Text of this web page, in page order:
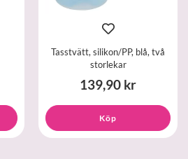
Tasstvätt, silikon/PP, blå, två
storlekar
139,90 kr
Köp